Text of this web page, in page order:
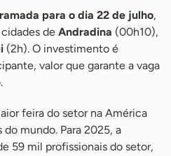
para o dia 22 de julho,
de Andradina (00h10),
(2h). O investimento é
valor que garante a vaga
feira do setor na América
mundo. Para 2025, a
59 mil profissionais do setor,